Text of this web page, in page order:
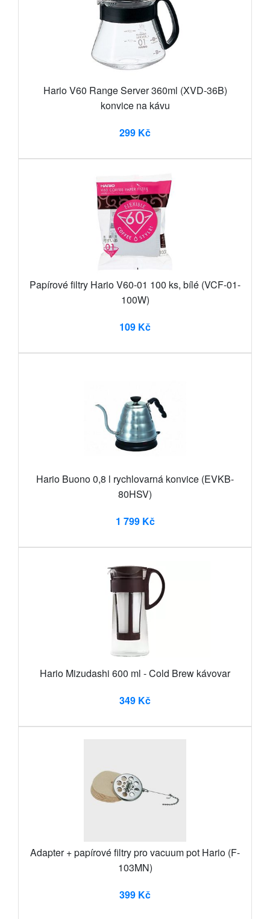
Hario V60 Range Server 360ml (XVD-36B)
konvice na kávu
299 Kč
Papírové filtry Hario V60-01 100 ks, bílé (VCF-01-
100W)
109 Kč
Hario Buono 0,8 l rychlovarná konvice (EVKB-
80HSV)
1 799 Kč
Hario Mizudashi 600 ml - Cold Brew kávovar
349 Kč
Adapter + papírové filtry pro vacuum pot Hario (F-
103MN)
399 Kč